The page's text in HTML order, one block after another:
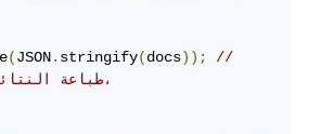
(JSON.stringify(docs));
//
طباعة النتائج ههنا بسهولة،